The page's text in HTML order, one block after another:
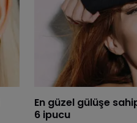
En güzel gülüşe
6 ipucu